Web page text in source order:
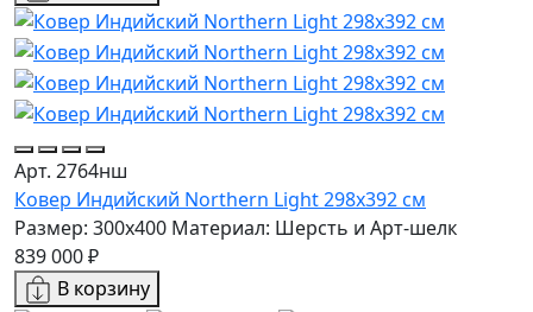
Арт. 2764нш
Ковер Индийский Northern Light 298x392 см
Размер: 300x400 Материал: Шерсть и Арт-шелк
839 000 ₽
В корзину